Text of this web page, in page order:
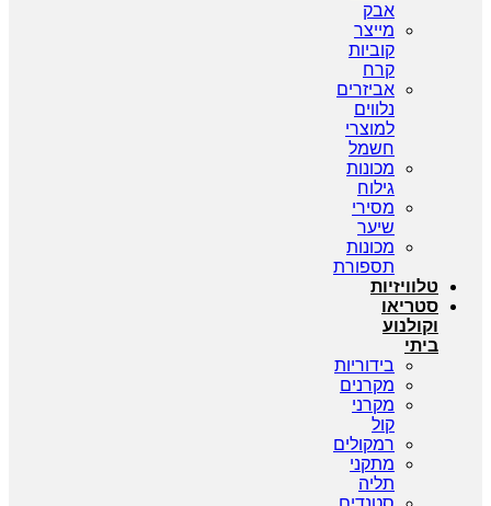
אבק
מייצר
קוביות
קרח
אביזרים
נלווים
למוצרי
חשמל
מכונות
גילוח
מסירי
שיער
מכונות
תספורת
טלוויזיות
סטריאו
וקולנוע
ביתי
בידוריות
מקרנים
מקרני
קול
רמקולים
מתקני
תליה